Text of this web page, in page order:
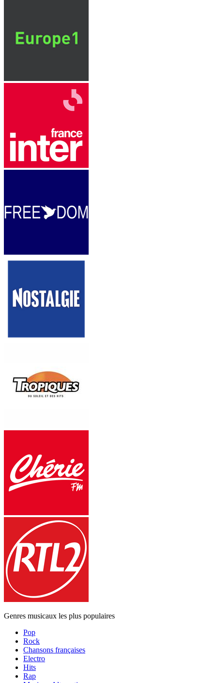
Genres musicaux les plus populaires
Pop
Rock
Chansons françaises
Electro
Hits
Rap